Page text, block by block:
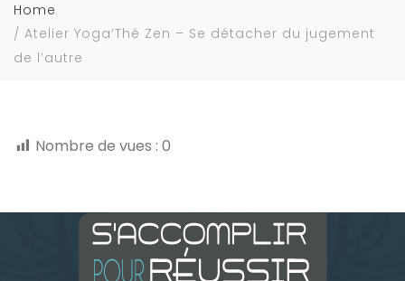
Home
Atelier Yoga’Thé Zen – Se détacher du jugement
de l’autre
Nombre de vues : 0